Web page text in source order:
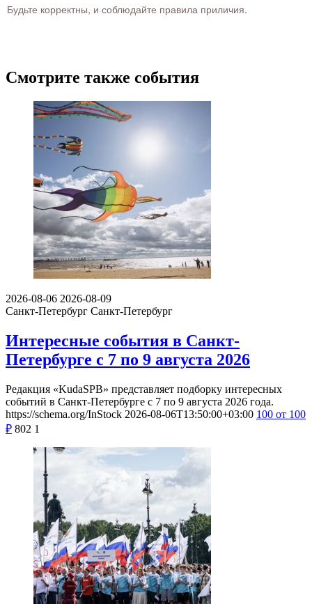
Будьте корректны, и соблюдайте правила приличия.
Смотрите также события
2026-08-06 2026-08-09
Санкт-Петербург Санкт-Петербург
Интересные события в Санкт-
Петербурге с 7 по 9 августа 2026
Редакция «KudaSPB» представляет подборку интересных
событий в Санкт-Петербурге с 7 по 9 августа 2026 года.
https://schema.org/InStock 2026-08-06T13:50:00+03:00 100 от 100
₽ 802 1